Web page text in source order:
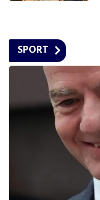
SPORT